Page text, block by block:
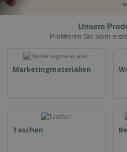
Unsere
Profitieren Sie beim
Marketingmaterialien
Taschen